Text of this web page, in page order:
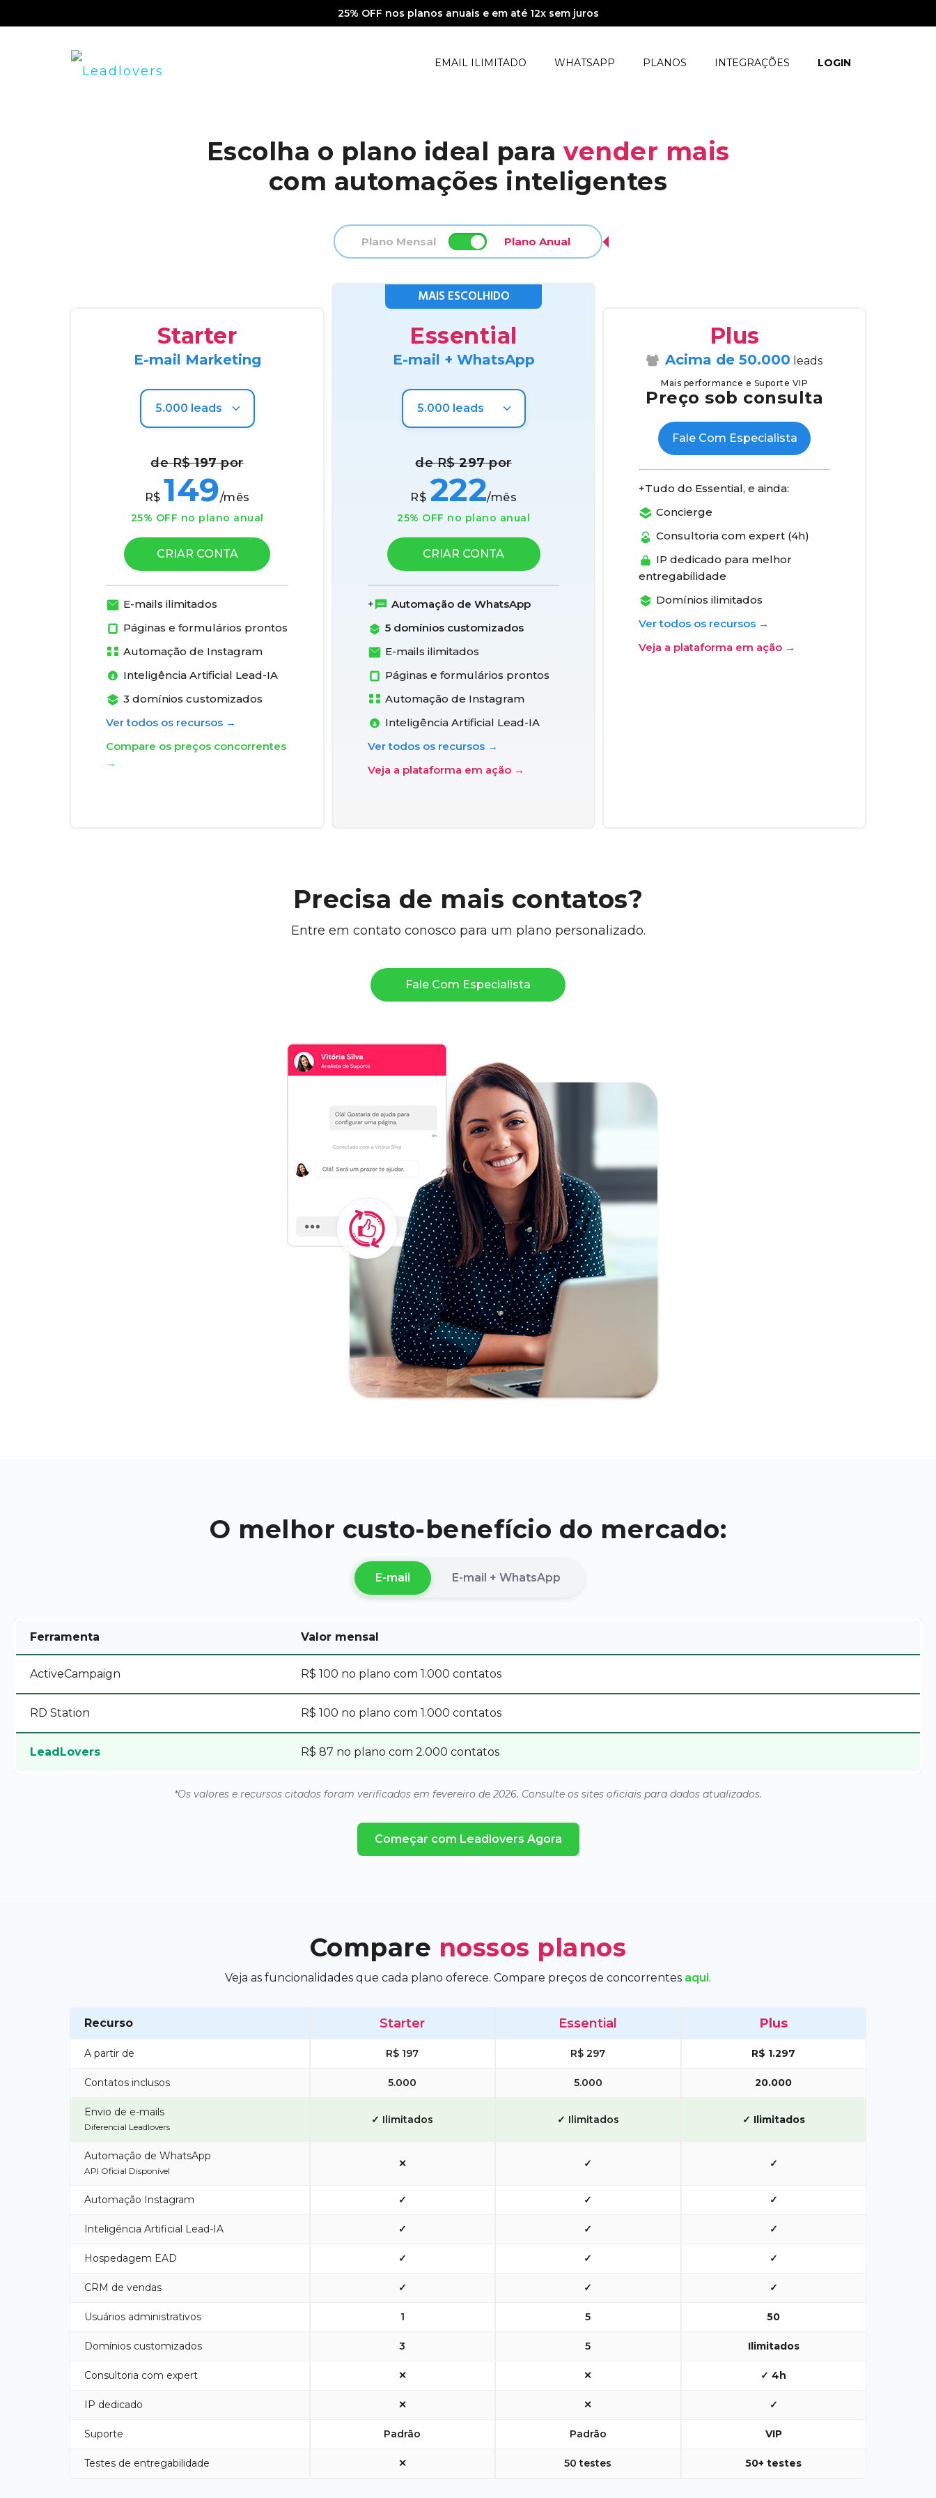
25% OFF nos planos anuais e em até 12x sem juros
EMAIL ILIMITADO WHATSAPP PLANOS INTEGRAÇÕES LOGIN
Escolha o plano ideal para vender mais
com automações inteligentes
Plano Mensal Plano Anual
Starter
E-mail Marketing
de R$197por
R$ 149/mês
25% OFF no plano anual
CRIAR CONTA
E-mails ilimitados
Páginas e formulários prontos
Automação de Instagram
Inteligência Artificial Lead-IA
3 domínios customizados
Ver todos os recursos →
Compare os preços concorrentes
→
MAIS ESCOLHIDO
Essential
E-mail + WhatsApp
de R$297por
R$ 222/mês
25% OFF no plano anual
CRIAR CONTA
Automação de WhatsApp
5 domínios customizados
E-mails ilimitados
Páginas e formulários prontos
Automação de Instagram
Inteligência Artificial Lead-IA
Ver todos os recursos →
Veja a plataforma em ação →
Plus
Acima de 50.000 leads
Mais performance e Suporte VIP
Preço sob consulta
Fale Com Especialista
Tudo do Essential, e ainda:
Concierge
Consultoria com expert (4h)
IP dedicado para melhor
entregabilidade
Domínios ilimitados
Ver todos os recursos →
Veja a plataforma em ação →
Precisa de mais contatos?
Entre em contato conosco para um plano personalizado.
Fale Com Especialista
O melhor custo-benefício do mercado:
E-mail E-mail + WhatsApp
Ferramenta Valor mensal
ActiveCampaign R$ 100 no plano com 1.000 contatos
RD Station R$ 100 no plano com 1.000 contatos
LeadLovers R$ 87 no plano com 2.000 contatos
*Os valores e recursos citados foram verificados em fevereiro de 2026. Consulte os sites oficiais para dados atualizados.
Começar com Leadlovers Agora
Compare nossos planos
Veja as funcionalidades que cada plano oferece. Compare preços de concorrentes aqui.
Recurso Starter Essential Plus
A partir de R$ 197 R$ 297 R$ 1.297
Contatos inclusos 5.000 5.000 20.000
Envio de e-mails
Diferencial Leadlovers
✓ Ilimitados ✓ Ilimitados ✓ Ilimitados
Automação de WhatsApp
API Oficial Disponível
✕ ✓ ✓
Automação Instagram ✓ ✓ ✓
Inteligência Artificial Lead-IA ✓ ✓ ✓
Hospedagem EAD ✓ ✓ ✓
CRM de vendas ✓ ✓ ✓
Usuários administrativos 1 5 50
Domínios customizados 3 5 Ilimitados
Consultoria com expert ✕ ✕ ✓ 4h
IP dedicado ✕ ✕ ✓
Suporte Padrão Padrão VIP
Testes de entregabilidade ✕ 50 testes 50+ testes